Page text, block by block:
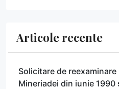
Articole recente
Solicitare de
Mineriadei din iunie